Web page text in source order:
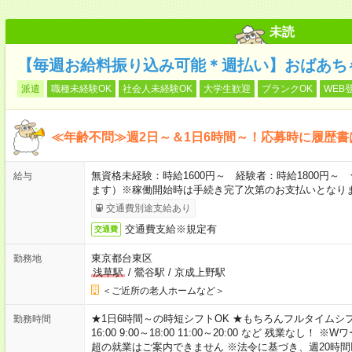
未読
【毎週お給料振り込み可能＊週払い】おばあ
派遣 職種未経験OK 社会人未経験OK 大学生歓迎 ブランクOK WEB
≪年齢不問≫週2日～＆1日6時間～！応募時に履歴書
給与
無資格未経験：時給1600円～ 経験者：時給1800円～
ます）※稼働開始時は手続き完了次第のお支払いとなり
交通費別途支給あり
交通費 交通費支給※規定有
勤務地
東京都台東区
浅草駅/ 鶯谷駅 / 京成上野駅
＜ご近所の老人ホームなど＞
勤務時間
★1日6時間～の時短シフトOK ★もちろんフルタイムシ
16:00 9:00～18:00 11:00～20:00 など 残業なし！ ※W
超の就業はご案内できません ※法令に基づき、週20時